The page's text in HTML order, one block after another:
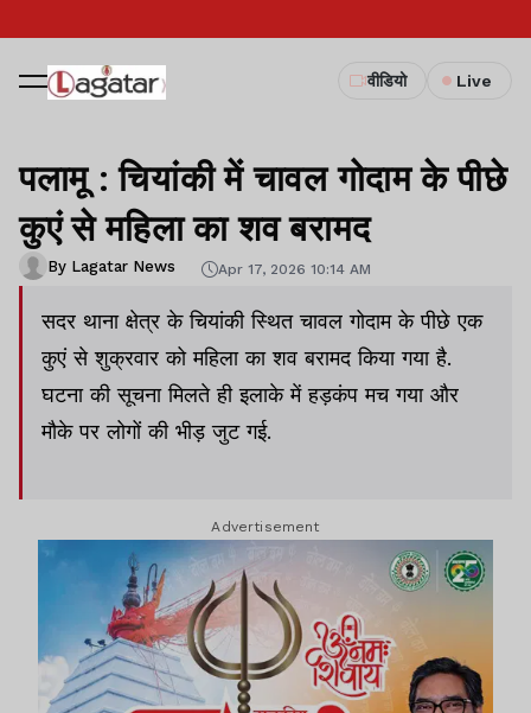
वीडियो Live
पलामू : चियांकी में चावल गोदाम के पीछे
कुएं से महिला का शव बरामद
By Lagatar News Apr 17, 2026 10:14 AM
सदर थाना क्षेत्र के चियांकी स्थित चावल गोदाम के पीछे एक
कुएं से शुक्रवार को महिला का शव बरामद किया गया है.
घटना की सूचना मिलते ही इलाके में हड़कंप मच गया और
मौके पर लोगों की भीड़ जुट गई.
Advertisement